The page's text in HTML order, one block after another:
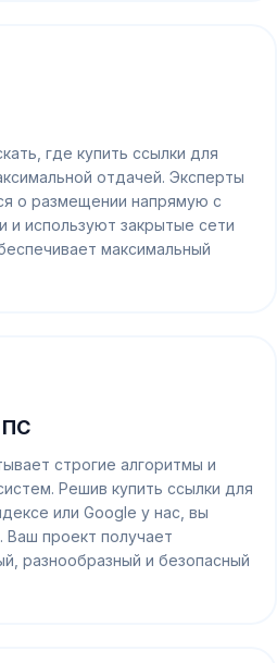
где купить ссылки для
отдачей. Эксперты
о размещении напрямую с
и используют закрытые сети
максимальный
ПС
строгие алгоритмы и
Решив купить ссылки для
или Google у нас, вы
проект получает
разнообразный и безопасный